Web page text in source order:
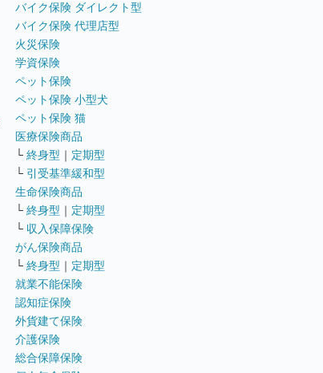
バイク保険 ダイレクト型
バイク保険 代理店型
火災保険
学資保険
ペット保険
ペット保険 小型犬
ペット保険 猫
医療保険商品
└ 終身型 ｜ 定期型
└ 引受基準緩和型
生命保険商品
└ 終身型 ｜ 定期型
└ 収入保障保険
がん保険商品
└ 終身型 ｜ 定期型
就業不能保険
認知症保険
外貨建て保険
介護保険
総合保障保険